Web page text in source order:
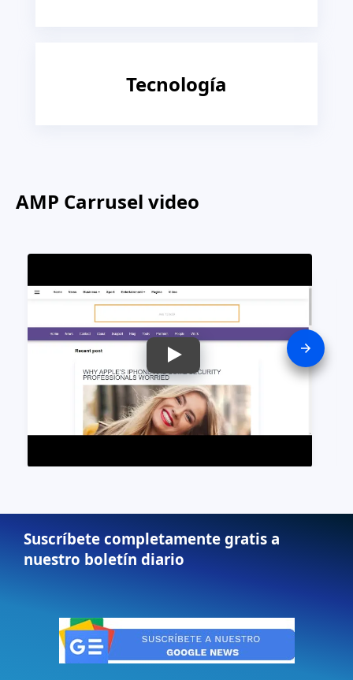
Tecnología
AMP Carrusel video
Suscríbete completamente gratis a
nuestro boletín diario